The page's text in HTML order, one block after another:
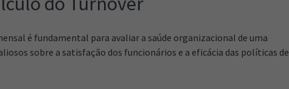
é fundamental para avaliar a saúde organizacional de uma
sobre a satisfação dos funcionários e a eficácia das políticas de